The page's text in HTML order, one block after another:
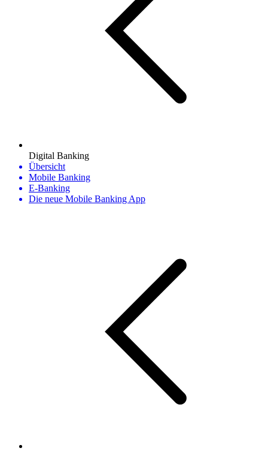
Digital Banking
Übersicht
Mobile Banking
E-Banking
Die neue Mobile Banking App